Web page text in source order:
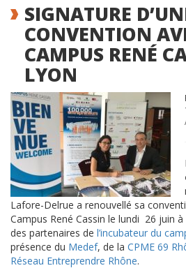
SIGNATURE
CONVENTION
CAMPUS RENÉ
LYON
Lafore-Delrue a renouvellé sa
Campus René Cassin le lundi 26 juin à
des partenaires de l’incubateur du
présence du Medef, de la CPME 69
Réseau Entreprendre Rhône.